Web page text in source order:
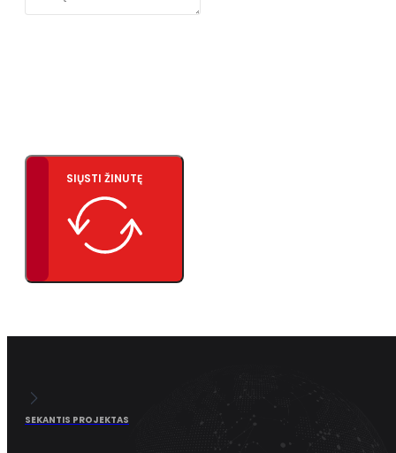
SIŲSTI ŽINUTĘ
SEKANTIS PROJEKTAS